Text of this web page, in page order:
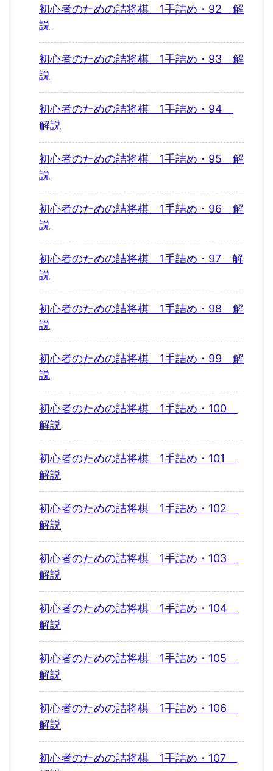
初心者のための詰将棋 1手詰め・92 解
説
初心者のための詰将棋 1手詰め・93 解
説
初心者のための詰将棋 1手詰め・94
解説
初心者のための詰将棋 1手詰め・95 解
説
初心者のための詰将棋 1手詰め・96 解
説
初心者のための詰将棋 1手詰め・97 解
説
初心者のための詰将棋 1手詰め・98 解
説
初心者のための詰将棋 1手詰め・99 解
説
初心者のための詰将棋 1手詰め・100
解説
初心者のための詰将棋 1手詰め・101
解説
初心者のための詰将棋 1手詰め・102
解説
初心者のための詰将棋 1手詰め・103
解説
初心者のための詰将棋 1手詰め・104
解説
初心者のための詰将棋 1手詰め・105
解説
初心者のための詰将棋 1手詰め・106
解説
初心者のための詰将棋 1手詰め・107